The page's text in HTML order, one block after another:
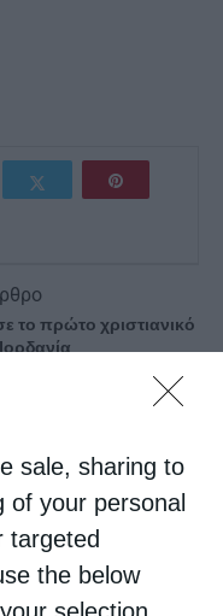
sale, sharing to
of your personal
targeted
the below
το πρώτο χριστιανικό
κατασκήνωση της Ι.